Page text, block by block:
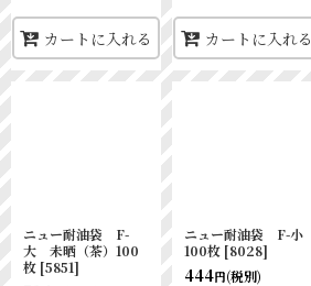
カートに入れる カートに入れる
ニュー耐油袋 F-
大 未晒（茶）100
枚 [5851]
ニュー耐油袋 F-小
100枚 [8028]
444円(税別)